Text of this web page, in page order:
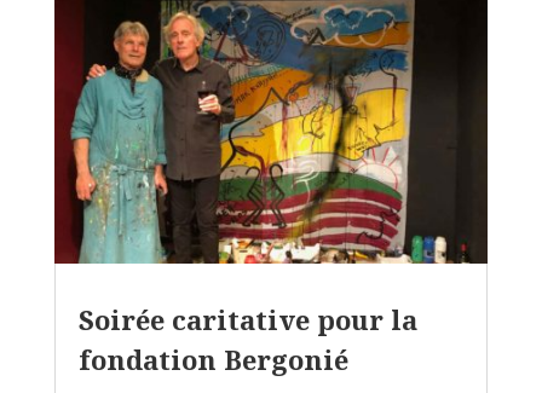
Soirée caritative pour la
fondation Bergonié